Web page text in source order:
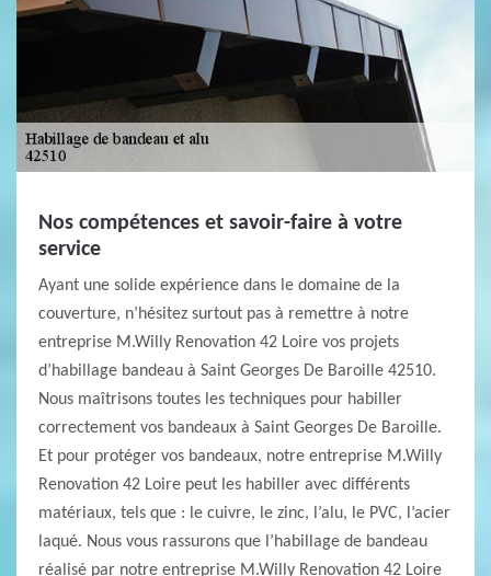
Nos compétences et savoir-faire à votre
service
Ayant une solide expérience dans le domaine de la
couverture, n’hésitez surtout pas à remettre à notre
entreprise M.Willy Renovation 42 Loire vos projets
d’habillage bandeau à Saint Georges De Baroille 42510.
Nous maîtrisons toutes les techniques pour habiller
correctement vos bandeaux à Saint Georges De Baroille.
Et pour protéger vos bandeaux, notre entreprise M.Willy
Renovation 42 Loire peut les habiller avec différents
matériaux, tels que : le cuivre, le zinc, l’alu, le PVC, l’acier
laqué. Nous vous rassurons que l’habillage de bandeau
réalisé par notre entreprise M.Willy Renovation 42 Loire